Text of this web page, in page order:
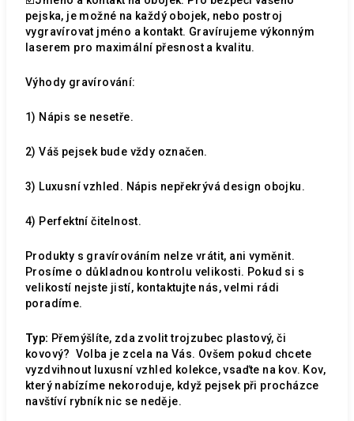
pejska, je možné na každý obojek, nebo postroj
vygravírovat jméno a kontakt. Gravírujeme výkonným
laserem pro maximální přesnost a kvalitu.
Výhody gravírování:
1) Nápis se nesetře.
2) Váš pejsek bude vždy označen.
3) Luxusní vzhled. Nápis nepřekrývá design obojku.
4) Perfektní čitelnost.
Produkty s gravírováním nelze vrátit, ani vyměnit.
Prosíme o důkladnou kontrolu velikosti. Pokud si s
velikostí nejste jistí, kontaktujte nás, velmi rádi
poradíme.
Typ: Přemýšlíte, zda zvolit trojzubec plastový, či
kovový? Volba je zcela na Vás. Ovšem pokud chcete
vyzdvihnout luxusní vzhled kolekce, vsaďte na kov. Kov,
který nabízíme nekoroduje, když pejsek při procházce
navštíví rybník nic se neděje.